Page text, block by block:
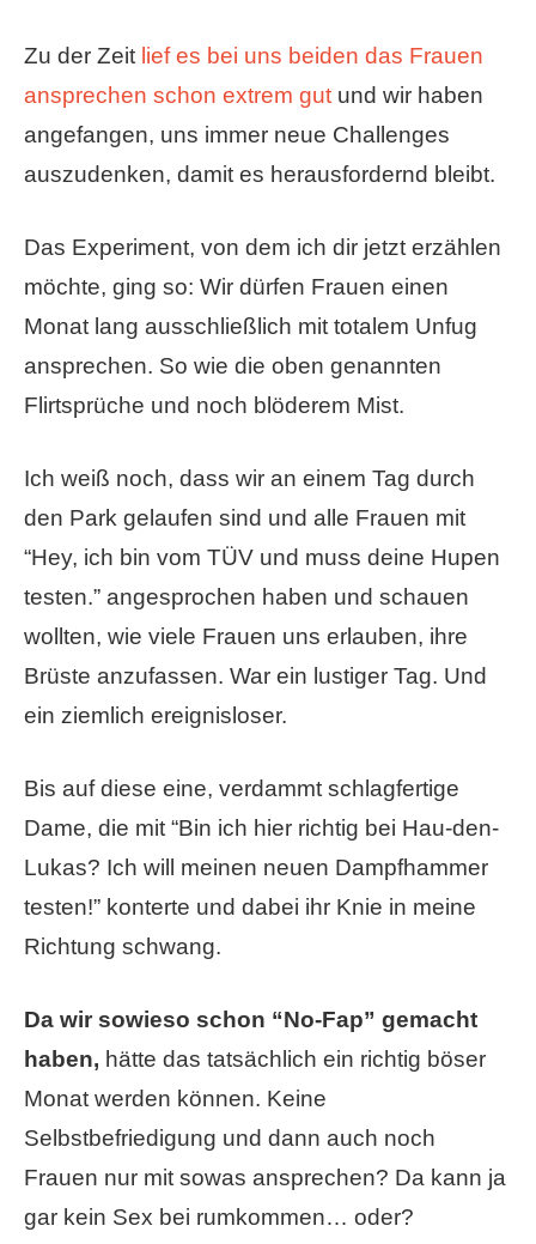
Zu der Zeit lief es bei uns beiden das Frauen
ansprechen schon extrem gut und wir haben
angefangen, uns immer neue Challenges
auszudenken, damit es herausfordernd bleibt.
Das Experiment, von dem ich dir jetzt erzählen
möchte, ging so: Wir dürfen Frauen einen
Monat lang ausschließlich mit totalem Unfug
ansprechen. So wie die oben genannten
Flirtsprüche und noch blöderem Mist.
Ich weiß noch, dass wir an einem Tag durch
den Park gelaufen sind und alle Frauen mit
“Hey, ich bin vom TÜV und muss deine Hupen
testen.” angesprochen haben und schauen
wollten, wie viele Frauen uns erlauben, ihre
Brüste anzufassen. War ein lustiger Tag. Und
ein ziemlich ereignisloser.
Bis auf diese eine, verdammt schlagfertige
Dame, die mit “Bin ich hier richtig bei Hau-den-
Lukas? Ich will meinen neuen Dampfhammer
testen!” konterte und dabei ihr Knie in meine
Richtung schwang.
Da wir sowieso schon “No-Fap” gemacht
haben, hätte das tatsächlich ein richtig böser
Monat werden können. Keine
Selbstbefriedigung und dann auch noch
Frauen nur mit sowas ansprechen? Da kann ja
gar kein Sex bei rumkommen… oder?